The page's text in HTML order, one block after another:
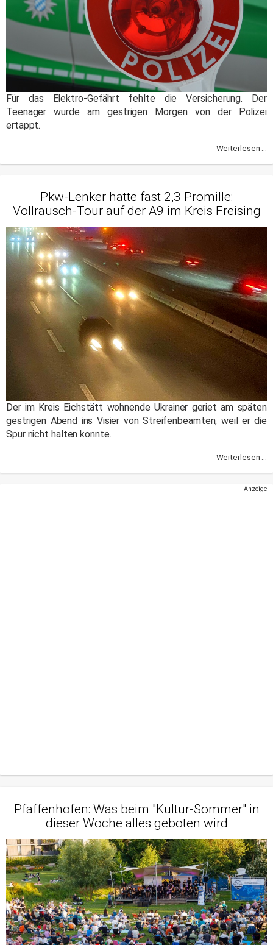
Für das Elektro-Gefährt fehlte die Versicherung. Der
Teenager wurde am gestrigen Morgen von der Polizei
ertappt.
Weiterlesen ...
Pkw-Lenker hatte fast 2,3 Promille:
Vollrausch-Tour auf der A9 im Kreis Freising
Der im Kreis Eichstätt wohnende Ukrainer geriet am späten
gestrigen Abend ins Visier von Streifenbeamten, weil er die
Spur nicht halten konnte.
Weiterlesen ...
Anzeige
Pfaffenhofen: Was beim "Kultur-Sommer" in
dieser Woche alles geboten wird